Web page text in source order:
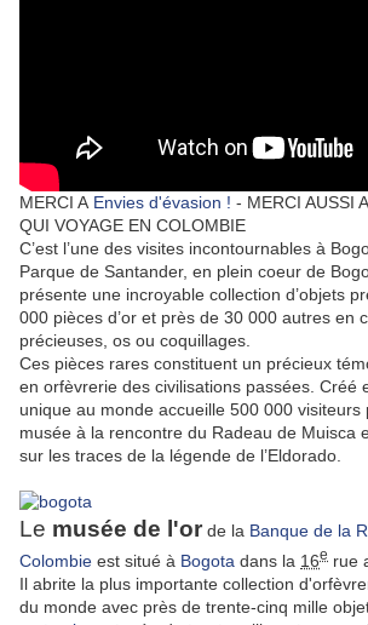
MERCI A Envies d'évasion ! - MERCI AUSSI
QUI VOYAGE EN COLOMBIE
C’est l’une des visites incontournables à
Parque de Santander, en plein coeur de
présente une incroyable collection d’objets
000 pièces d’or et près de 30 000 autres en
précieuses, os ou coquillages.
Ces pièces rares constituent un précieux
en orfèvrerie des civilisations passées. Créé
unique au monde accueille 500 000 visiteurs
musée à la rencontre du Radeau de Muisca
sur les traces de la légende de l’Eldorado.
Le musée de l'or de la Banque de la
Colombie est situé à Bogota dans la 16e rue
Il abrite la plus importante collection
du monde avec près de trente-cinq mille